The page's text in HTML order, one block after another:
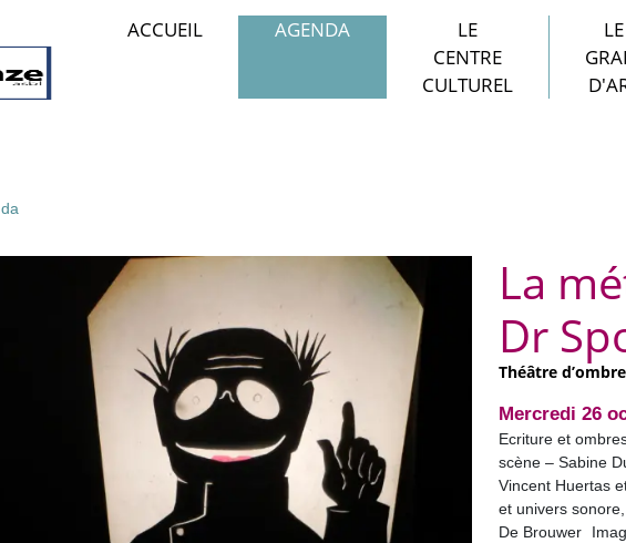
ACCUEIL AGENDA
LE
CENTRE
CULTUREL
LE
La
Dr
Théâtre
Mercredi 26
Ecriture et
scène – Sabine
Vincent Huertas
et univers
De Brouwer